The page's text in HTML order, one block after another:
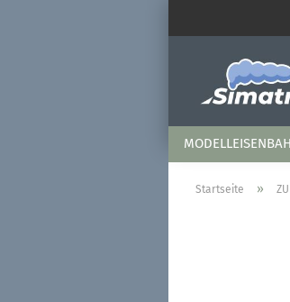
Startseite »